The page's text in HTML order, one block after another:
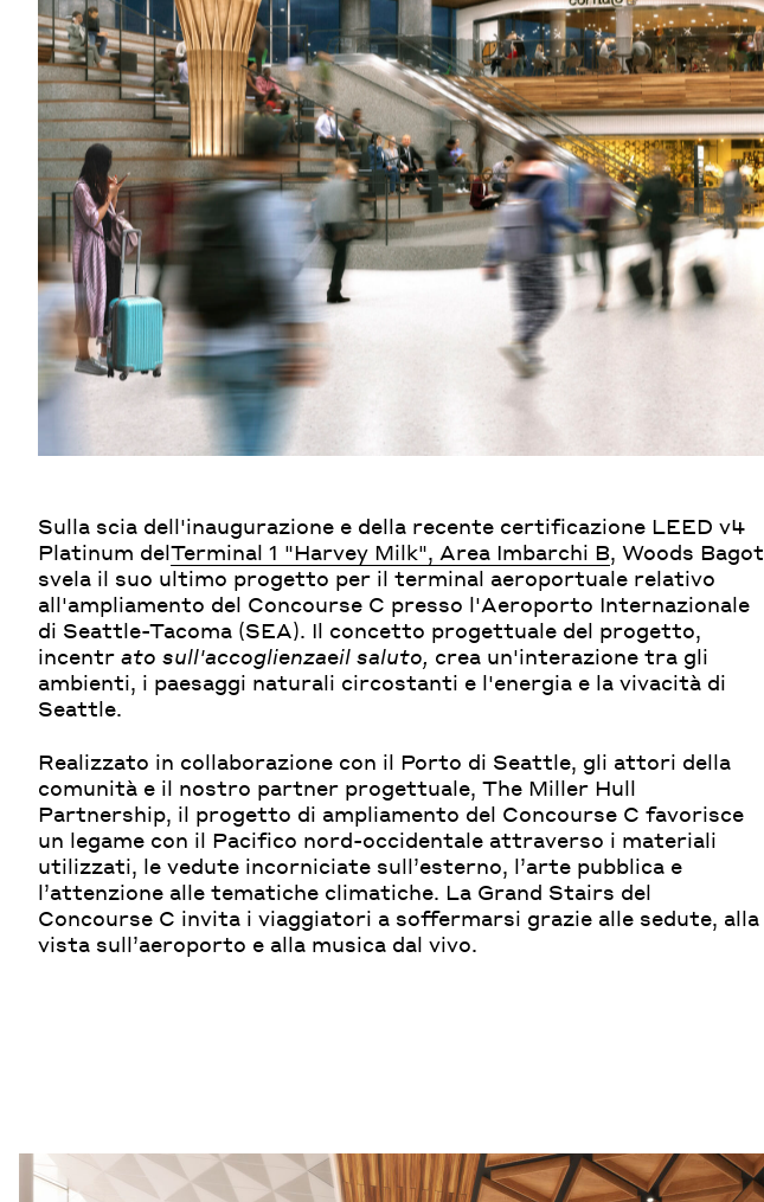
Sulla scia dell'inaugurazione e della recente certificazione LEED v4
Platinum delTerminal 1 "Harvey Milk", Area Imbarchi B, Woods Bagot
svela il suo ultimo progetto per il terminal aeroportuale relativo
all'ampliamento del Concourse C presso l'Aeroporto Internazionale
di Seattle-Tacoma (SEA). Il concetto progettuale del progetto,
incentr ato sull'accoglienzaeil saluto, crea un'interazione tra gli
ambienti, i paesaggi naturali circostanti e l'energia e la vivacità di
Seattle.
Realizzato in collaborazione con il Porto di Seattle, gli attori della
comunità e il nostro partner progettuale, The Miller Hull
Partnership, il progetto di ampliamento del Concourse C favorisce
un legame con il Pacifico nord-occidentale attraverso i materiali
utilizzati, le vedute incorniciate sull’esterno, l’arte pubblica e
l’attenzione alle tematiche climatiche. La Grand Stairs del
Concourse C invita i viaggiatori a soffermarsi grazie alle sedute, alla
vista sull’aeroporto e alla musica dal vivo.